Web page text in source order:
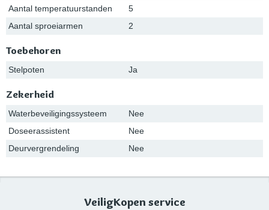
Aantal temperatuurstanden
5
Aantal sproeiarmen
2
Toebehoren
Stelpoten Ja
Zekerheid
Waterbeveiligingssysteem
Nee
Doseerassistent
Nee
Deurvergrendeling
Nee
VeiligKopen service